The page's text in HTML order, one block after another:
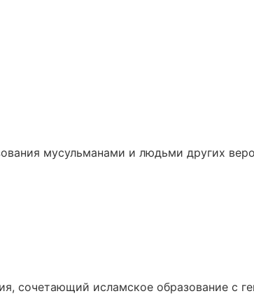
мусульманами и людьми других
сочетающий исламское образование с